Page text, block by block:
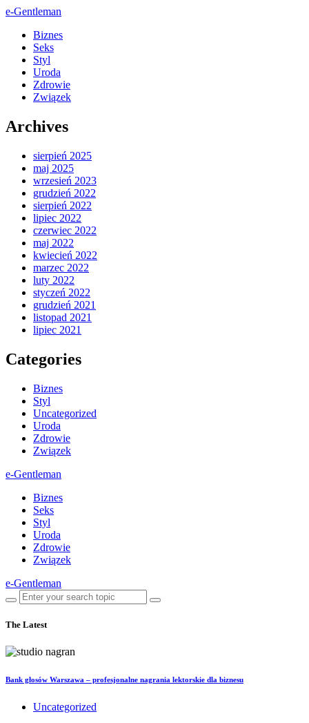
e-Gentleman
Biznes
Seks
Styl
Uroda
Zdrowie
Związek
Archives
sierpień 2025
maj 2025
wrzesień 2023
grudzień 2022
sierpień 2022
lipiec 2022
czerwiec 2022
maj 2022
kwiecień 2022
marzec 2022
luty 2022
styczeń 2022
grudzień 2021
listopad 2021
lipiec 2021
Categories
Biznes
Styl
Uncategorized
Uroda
Zdrowie
Związek
e-Gentleman
Biznes
Seks
Styl
Uroda
Zdrowie
Związek
e-Gentleman
The Latest
Bank głosów Warszawa – profesjonalne nagrania lektorskie dla biznesu
Uncategorized